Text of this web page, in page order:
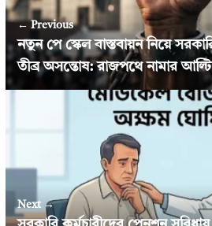
← Previous
নতুন পে স্কেল বাস্তবায়ন নিয়ে
তীব্র অসন্তোষ: রাজপথে নামার
Next →